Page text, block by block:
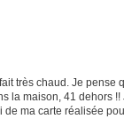
très chaud. Je pense
la maison, 41 dehors
de ma carte réalisée